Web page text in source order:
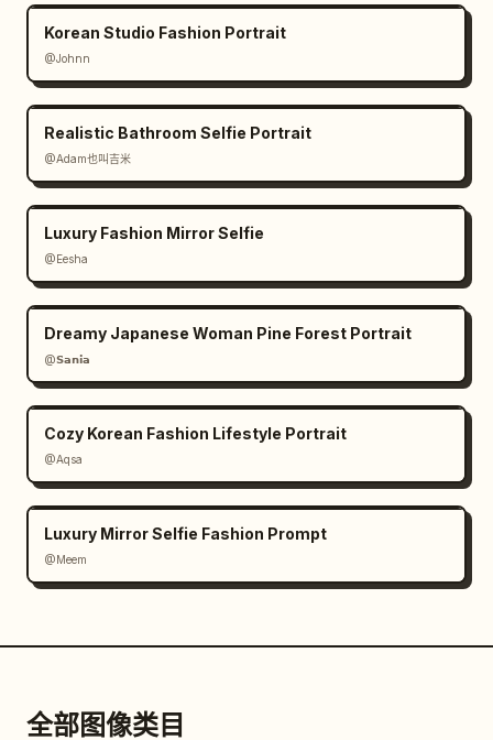
Korean Studio Fashion Portrait
@Johnn
Realistic Bathroom Selfie Portrait
@Adam也叫吉米
Luxury Fashion Mirror Selfie
@Eesha
Dreamy Japanese Woman Pine Forest Portrait
@𝗦𝗮𝗻𝗶𝗮
Cozy Korean Fashion Lifestyle Portrait
@Aqsa
Luxury Mirror Selfie Fashion Prompt
@Meem
全部图像类目